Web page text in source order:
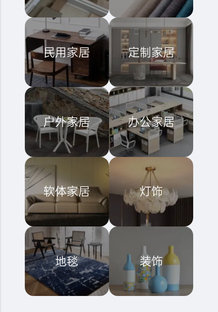
民用家居 定制家居
户外家居 办公家居
软体家居 灯饰
地毯 装饰